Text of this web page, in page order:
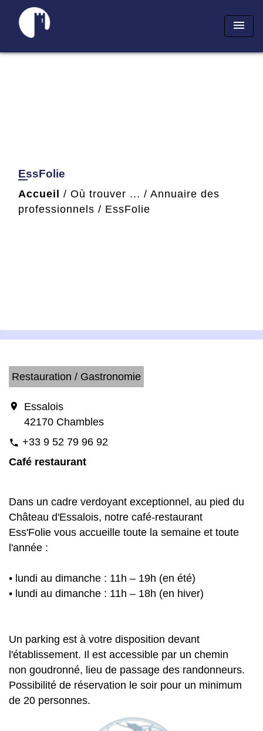
menu
EssFolie
Accueil / Où trouver ... / Annuaire des
professionnels / EssFolie
Restauration / Gastronomie
location_on
Essalois
42170 Chambles
phone +33 9 52 79 96 92
Café restaurant
Dans un cadre verdoyant exceptionnel, au pied du
Château d'Essalois, notre café-restaurant
Ess'Folie vous accueille toute la semaine et toute
l'année :
• lundi au dimanche : 11h – 19h (en été)
• lundi au dimanche : 11h – 18h (en hiver)
Un parking est à votre disposition devant
l'établissement. Il est accessible par un chemin
non goudronné, lieu de passage des randonneurs.
Possibilité de réservation le soir pour un minimum
de 20 personnes.